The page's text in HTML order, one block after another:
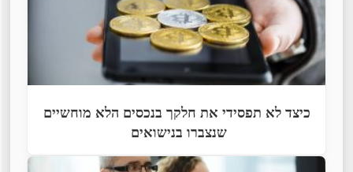
כיצד לא תפסידי את חלקך בנכסים הלא מוחשיים
שנצברו בנישואים